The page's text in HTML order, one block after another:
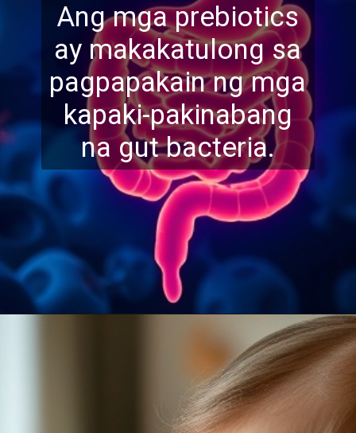
Ang mga prebiotics
ay makakatulong sa
pagpapakain ng mga
kapaki-pakinabang
na gut bacteria.